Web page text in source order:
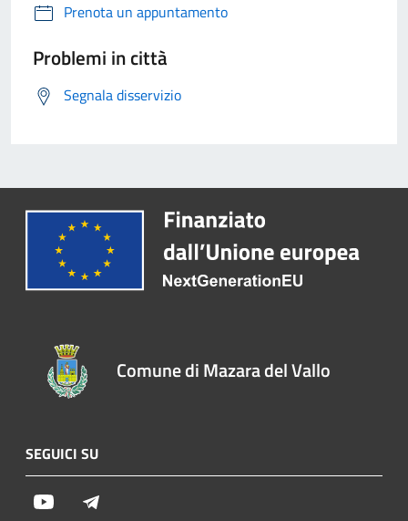
Prenota un appuntamento
Problemi in città
Segnala disservizio
Comune di Mazara del Vallo
SEGUICI SU
Youtube